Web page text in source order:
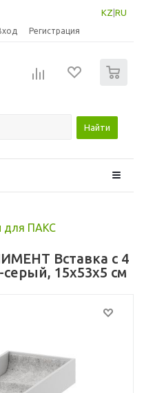
KZ RU
Регистрация
Найти
для ПАКС
Вставка с 4
15x53x5 см